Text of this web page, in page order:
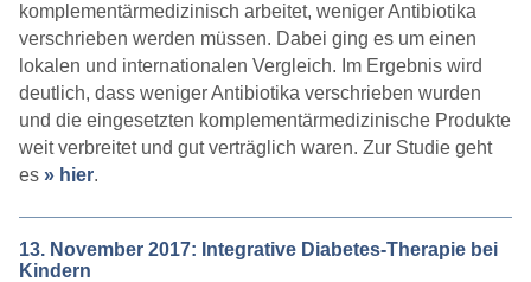
komplementärmedizinisch arbeitet, weniger Antibiotika
verschrieben werden müssen. Dabei ging es um einen
lokalen und internationalen Vergleich. Im Ergebnis wird
deutlich, dass weniger Antibiotika verschrieben wurden
und die eingesetzten komplementärmedizinische Produkte
weit verbreitet und gut verträglich waren. Zur Studie geht
es » hier.
13. November 2017: Integrative Diabetes-Therapie bei
Kindern